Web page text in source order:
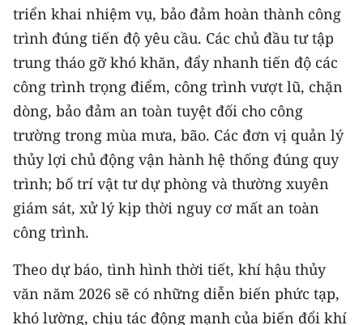
triển khai nhiệm vụ, bảo đảm hoàn thành công
trình đúng tiến độ yêu cầu. Các chủ đầu tư tập
trung tháo gỡ khó khăn, đẩy nhanh tiến độ các
công trình trọng điểm, công trình vượt lũ, chặn
dòng, bảo đảm an toàn tuyệt đối cho công
trường trong mùa mưa, bão. Các đơn vị quản lý
thủy lợi chủ động vận hành hệ thống đúng quy
trình; bố trí vật tư dự phòng và thường xuyên
giám sát, xử lý kịp thời nguy cơ mất an toàn
công trình.
Theo dự báo, tình hình thời tiết, khí hậu thủy
văn năm 2026 sẽ có những diễn biến phức tạp,
khó lường, chịu tác động mạnh của biến đổi khí